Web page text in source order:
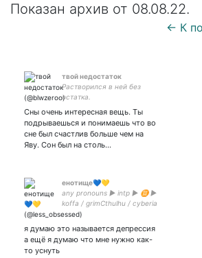
Показан архив от 08.08.22.
← К
твой недостаток
Растворился в ней без
остатка.
Сны очень интересная вещь. Ты
подрываешься и понимаешь что во
сне был счастлив больше чем на
Яву. Сон был на столь…
енотище💙💛
any pronouns ► intp ► ♊ ►
koffa / grimCthulhu / cyberia
► homestuck / genshin
bel/rus/eng
я думаю это называется депрессия
а ещё я думаю что мне нужно как-
то уснуть